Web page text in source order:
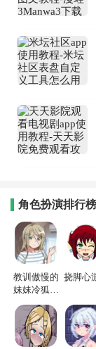
角色扮演排行榜
教训傲慢的
妹妹冷狐游
戏
挠脚心